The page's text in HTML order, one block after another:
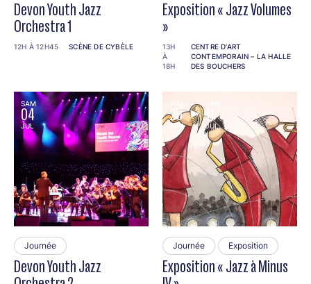
Devon Youth Jazz
Orchestra 1
12H À 12H45 SCÈNE DE CYBÈLE
Exposition « Jazz Volumes
»
13H
À
18H
CENTRE D’ART
CONTEMPORAIN – LA HALLE
DES BOUCHERS
SAM
04
JUL
Journée
Devon Youth Jazz
JEU
25
JUN
11
JUL
Journée Exposition
Exposition « Jazz à Minus